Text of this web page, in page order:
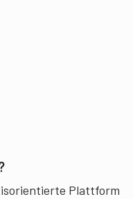
Plattform